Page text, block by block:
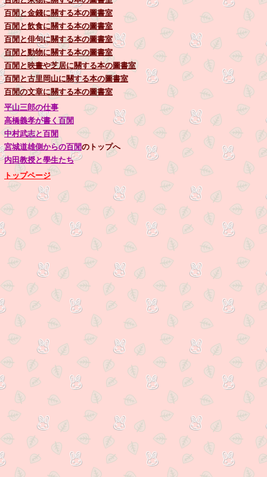
百閒と金錢に關する本の圖書室
百閒と飲食に關する本の圖書室
百閒と俳句に關する本の圖書室
百閒と動物に關する本の圖書室
百閒と映畫や芝居に關する本の圖書室
百閒と古里岡山に關する本の圖書室
百閒の文章に關する本の圖書室
平山三郎の仕事
高橋義孝が書く百閒
中村武志と百閒
宮城道雄側からの百閒のトップへ
内田教授と學生たち
トップページ